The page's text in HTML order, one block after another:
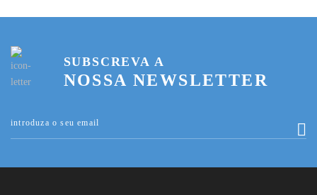
SUBSCREVA A
NOSSA NEWSLETTER